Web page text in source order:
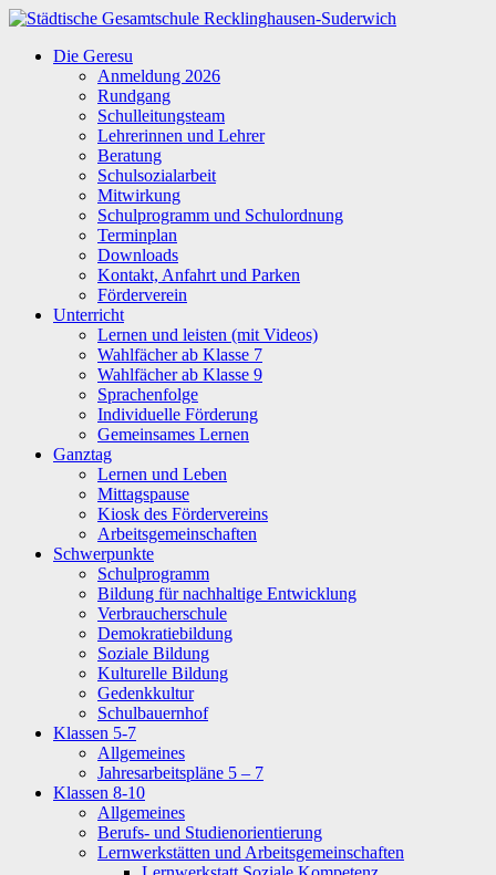
Zum
springen
Städtische
Gesamtschule
Recklinghausen-
Suderwich
Die Geresu
Anmeldung 2026
Rundgang
Schulleitungsteam
Lehrerinnen und Lehrer
Beratung
Schulsozialarbeit
Mitwirkung
Schulprogramm und Schulordnung
Terminplan
Downloads
Kontakt, Anfahrt und Parken
Förderverein
Unterricht
Lernen und leisten (mit Videos)
Wahlfächer ab Klasse 7
Wahlfächer ab Klasse 9
Sprachenfolge
Individuelle Förderung
Gemeinsames Lernen
Ganztag
Lernen und Leben
Mittagspause
Kiosk des Fördervereins
Arbeitsgemeinschaften
Schwerpunkte
Schulprogramm
Bildung für nachhaltige Entwicklung
Verbraucherschule
Demokratiebildung
Soziale Bildung
Kulturelle Bildung
Gedenkkultur
Schulbauernhof
Klassen 5-7
Allgemeines
Jahresarbeitspläne 5 – 7
Klassen 8-10
Allgemeines
Berufs- und Studienorientierung
Lernwerkstätten und Arbeitsgemeinschaften